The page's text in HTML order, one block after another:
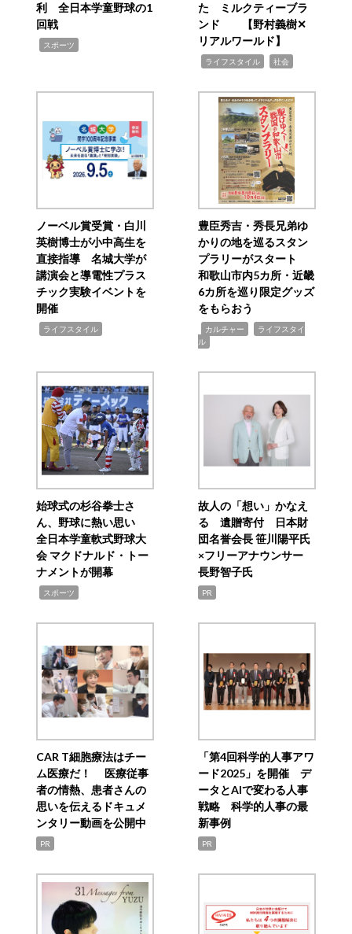
利 全日本学童野球の1
回戦
スポーツ
た ミルクティーブラ
ンド 【野村義樹✕
リアルワールド】
ライフスタイル 社会
ノーベル賞受賞・白川
英樹博士が小中高生を
直接指導 名城大学が
講演会と導電性プラス
チック実験イベントを
開催
ライフスタイル
豊臣秀吉・秀長兄弟ゆ
かりの地を巡るスタン
プラリーがスタート
和歌山市内5カ所・近畿
6カ所を巡り限定グッズ
をもらおう
カルチャー
ライフスタイ
ル
始球式の杉谷拳士さ
ん、野球に熱い思い
全日本学童軟式野球大
会 マクドナルド・トー
ナメントが開幕
スポーツ
故人の「想い」かなえ
る 遺贈寄付 日本財
団名誉会長 笹川陽平氏
×フリーアナウンサー
長野智子氏
PR
CAR T細胞療法はチー
ム医療だ！ 医療従事
者の情熱、患者さんの
思いを伝えるドキュメ
ンタリー動画を公開中
PR
「第4回科学的人事アワ
ード2025」を開催 デ
ータとAIで変わる人事
戦略 科学的人事の最
新事例
PR